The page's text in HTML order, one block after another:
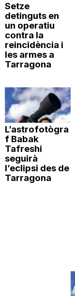
Setze
detinguts en
un operatiu
contra la
reincidència i
les armes a
Tarragona
L’astrofotògra
f Babak
Tafreshi
seguirà
l’eclipsi des de
Tarragona